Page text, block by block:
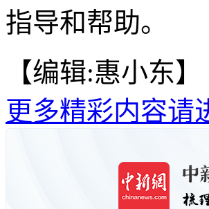
指导和帮助。
【编辑:惠小东】
更多精彩内容请